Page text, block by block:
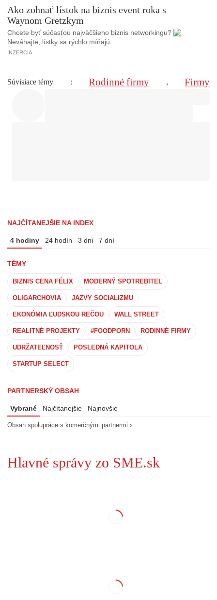
Ako zohnať lístok na biznis event roka s
Waynom Gretzkym
Chcete byť súčasťou najväčšieho biznis networkingu?
Neváhajte, lístky sa rýchlo míňajú.
INZERCIA
Súvisiace témy : Rodinné firmy , Firmy
NAJČÍTANEJŠIE NA INDEX
4 hodiny 24 hodín 3 dni 7 dní
TÉMY
BIZNIS CENA FÉLIX MODERNÝ SPOTREBITEĽ
OLIGARCHOVIA JAZVY SOCIALIZMU
EKONÓMIA ĽUDSKOU REČOU WALL STREET
REALITNÉ PROJEKTY #FOODPORN RODINNÉ FIRMY
UDRŽATEĽNOSŤ POSLEDNÁ KAPITOLA
STARTUP SELECT
PARTNERSKÝ OBSAH
Vybrané Najčítanejšie Najnovšie
Obsah spolupráce s komerčnými partnermi ›
Hlavné správy zo SME.sk